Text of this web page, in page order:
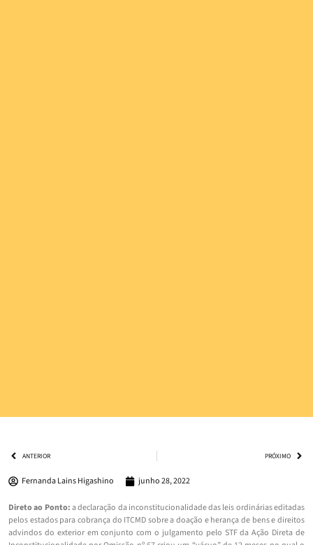
ANTERIOR PRÓXIMO
Fernanda Lains Higashino junho 28, 2022
Direto ao Ponto:a declaração da inconstitucionalidade das leis ordinárias editadas
pelos estados para cobrança do ITCMD sobre a doação e herança de bens e direitos
advindos do exterior em conjunto com o julgamento pelo STF da Ação Direta de